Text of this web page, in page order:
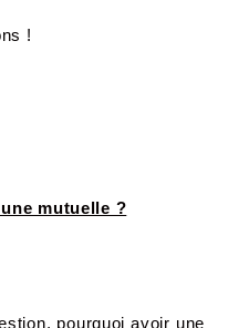
!
mutuelle ?
pourquoi avoir une